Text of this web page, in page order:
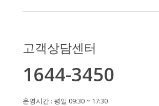
고객상담센터
1644-3450
운영시간 : 평일 09:30 ~ 17:30